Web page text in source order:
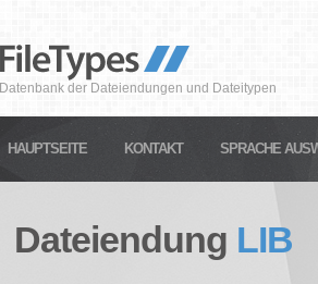
Datenbank der Dateiendungen und Dateitypen
HAUPTSEITE KONTAKT SPRACHE
Dateiendung LIB